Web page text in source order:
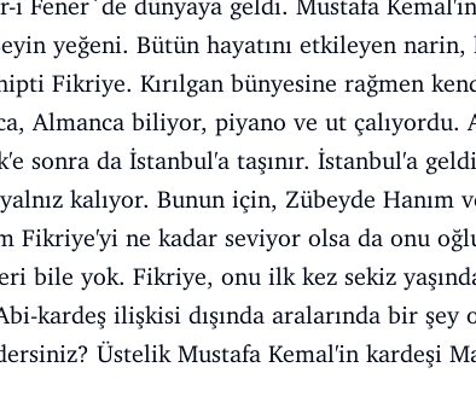
i Fener`de dünyaya geldi. Mustafa
yeğeni. Bütün hayatını etkileyen narin,
Fikriye. Kırılgan bünyesine rağmen
Almanca biliyor, piyano ve ut çalıyordu.
sonra da İstanbul'a taşınır. İstanbul'a
kalıyor. Bunun için, Zübeyde Hanım
Fikriye'yi ne kadar seviyor olsa da onu
bile yok. Fikriye, onu ilk kez sekiz
kardeş ilişkisi dışında aralarında bir şey
Üstelik Mustafa Kemal'in kardeşi